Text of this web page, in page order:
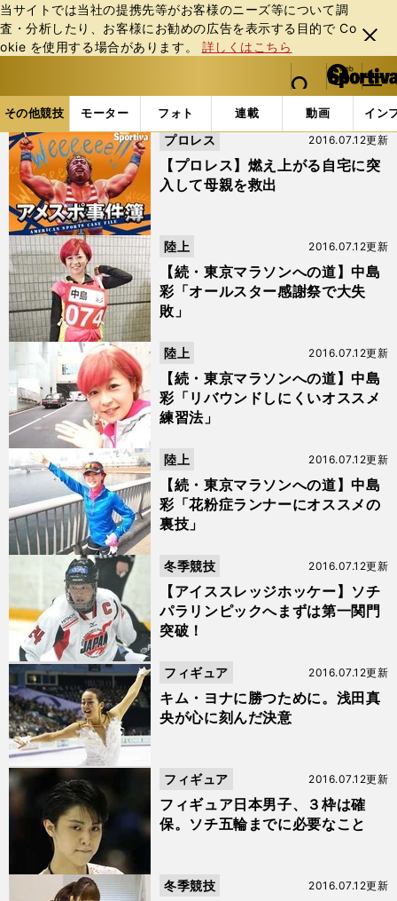
当サイトでは当社の提携先等がお客様のニーズ等について調
査・分析したり、お客様にお勧めの広告を表⽰する⽬的で Co
okie を使⽤する場合があります。 詳しくはこちら
閉じ
る
web Sportiva (webスポルティーバ)
検索
マイペ
ー
ジ
メニュ
その他競技 モーター フォト 連載 動画 イン
ス
ポ
ル
テ
ィ
ー
バ
その他競技の記事一覧 (220ページ目)
【プロレス】燃え上がる自宅に突
入して母親を救出
2016.07.12更新
プロレス
【続・東京マラソンへの道】中島
彩「オールスター感謝祭で大失
敗」
2016.07.12更新
陸上
【続・東京マラソンへの道】中島
彩「リバウンドしにくいオススメ
練習法」
2016.07.12更新
陸上
【続・東京マラソンへの道】中島
彩「花粉症ランナーにオススメの
裏技」
2016.07.12更新
陸上
【アイススレッジホッケー】ソチ
パラリンピックへまずは第一関門
突破！
2016.07.12更新
冬季競技
キム・ヨナに勝つために。浅田真
央が心に刻んだ決意
2016.07.12更新
フィギュア
フィギュア日本男子、３枠は確
保。ソチ五輪までに必要なこと
2016.07.12更新
フィギュア
2016.07.12更新
冬季競技